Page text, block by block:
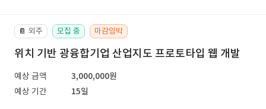
📔 외주 모집 중 마감임박
위치 기반 광융합기업 산업지도 프로토타입 웹 개발
예상 금액
3,000,000원
예상 기간
15일